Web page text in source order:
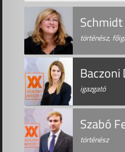
történész,
igazgató
Szabó
történész